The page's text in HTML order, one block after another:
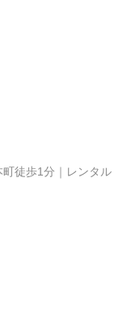
徒歩1分｜レンタル